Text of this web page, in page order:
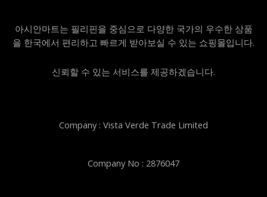
아시안마트는 필리핀을 중심으로 다양한 국가의 우수한 상품
을 한국에서 편리하고 빠르게 받아보실 수 있는 쇼핑몰입니다.
신뢰할 수 있는 서비스를 제공하겠습니다.
Company : Vista Verde Trade Limited
Company No : 2876047